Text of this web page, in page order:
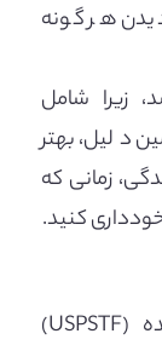
هر گونه
زیرا شامل
دلیل، بهتر
زمانی که
کنید.
کارگروه خدمات پیشگیرانه ایالات متحده (USPSTF)